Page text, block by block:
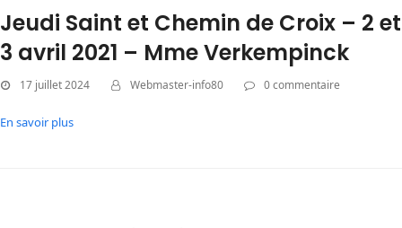
Jeudi Saint et Chemin de Croix – 2 et
3 avril 2021 – Mme Verkempinck
17 juillet 2024 Webmaster-info80 0 commentaire
En savoir plus